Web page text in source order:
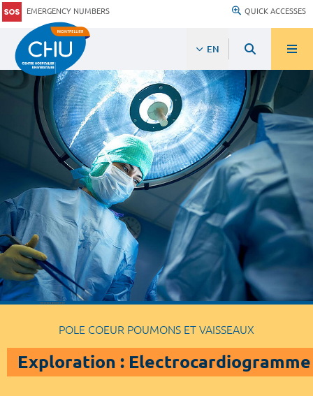
EMERGENCY NUMBERS QUICK ACCESSES
EN
POLE COEUR POUMONS ET VAISSEAUX
Exploration : Electrocardiogramme